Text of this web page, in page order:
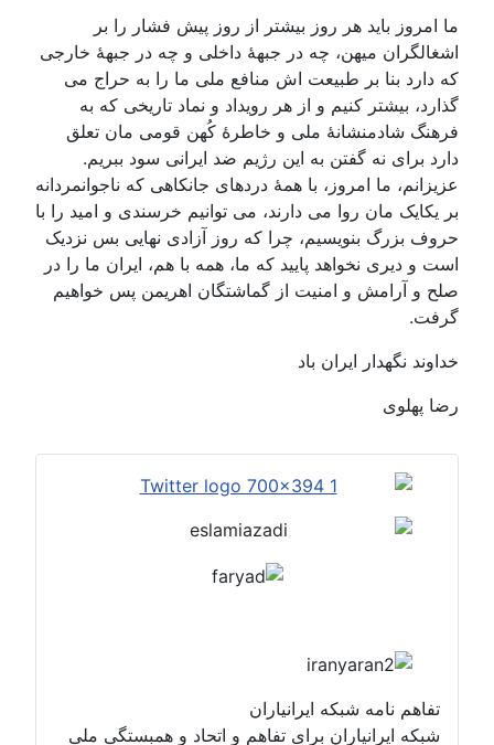
ما امروز باید هر روز بیشتر از روز پیش فشار را بر
اشغالگران میهن، چه در جبهۀ داخلی و چه در جبهۀ خارجی
که دارد بنا بر طبیعت اش منافع ملی ما را به حراج می
گذارد، بیشتر کنیم و از هر رویداد و نماد تاریخی که به
فرهنگ شادمنشانۀ ملی و خاطرۀ کُهن قومی مان تعلق
دارد برای نه گفتن به این رژیم ضد ایرانی سود ببریم.
عزیزانم، ما امروز، با همۀ دردهای جانکاهی که ناجوانمردانه
بر یکایک مان روا می دارند، می توانیم خرسندی و امید را با
حروف بزرگ بنویسیم، چرا که روز آزادی نهایی بس نزدیک
است و دیری نخواهد پایید که ما، همه با هم، ایران ما را در
صلح و آرامش و امنیت از گماشتگان اهریمن پس خواهیم
گرفت.
خداوند نگهدار ایران باد
رضا پهلوی
تفاهم نامه شبکه ایرانیاران
شبکه ایرانیاران برای تفاهم و اتحاد و همبستگی ملی